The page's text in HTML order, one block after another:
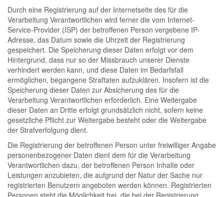
Durch eine Registrierung auf der Internetseite des für die
Verarbeitung Verantwortlichen wird ferner die vom Internet-
Service-Provider (ISP) der betroffenen Person vergebene IP-
Adresse, das Datum sowie die Uhrzeit der Registrierung
gespeichert. Die Speicherung dieser Daten erfolgt vor dem
Hintergrund, dass nur so der Missbrauch unserer Dienste
verhindert werden kann, und diese Daten im Bedarfsfall
ermöglichen, begangene Straftaten aufzuklären. Insofern ist die
Speicherung dieser Daten zur Absicherung des für die
Verarbeitung Verantwortlichen erforderlich. Eine Weitergabe
dieser Daten an Dritte erfolgt grundsätzlich nicht, sofern keine
gesetzliche Pflicht zur Weitergabe besteht oder die Weitergabe
der Strafverfolgung dient.
Die Registrierung der betroffenen Person unter freiwilliger Angabe
personenbezogener Daten dient dem für die Verarbeitung
Verantwortlichen dazu, der betroffenen Person Inhalte oder
Leistungen anzubieten, die aufgrund der Natur der Sache nur
registrierten Benutzern angeboten werden können. Registrierten
Personen steht die Möglichkeit frei, die bei der Registrierung